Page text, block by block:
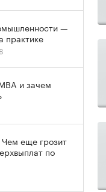
—
практике
и зачем
еще грозит
по